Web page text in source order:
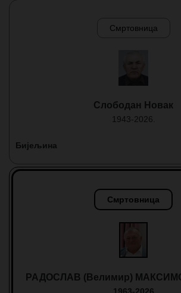
Смртовница
Слободан Новак
1943-2026.
Бијељина
Смртовница
РАДОСЛАВ (Велимир)